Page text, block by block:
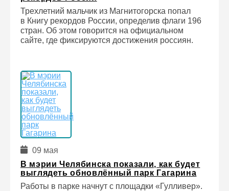
Трехлетний мальчик из Магнитогорска попал
в Книгу рекордов России, определив флаги 196
стран. Об этом говорится на официальном
сайте, где фиксируются достижения россиян.
09 мая
В мэрии Челябинска показали, как будет
выглядеть обновлённый парк Гагарина
Работы в парке начнут с площадки «Гулливер».